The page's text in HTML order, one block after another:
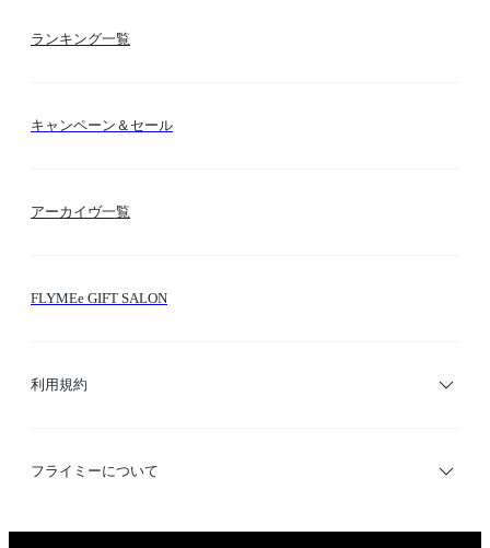
カテゴリー検索
ランキング一覧
キャンペーン＆セール
アーカイヴ一覧
FLYMEe GIFT SALON
利用規約
利用規約
フライミーについて